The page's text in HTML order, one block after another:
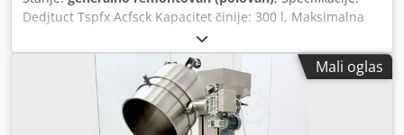
Dedjtuct Tspfx Acfsck Kapacitet činije: 300 l, Maksimalna
zapremina testa: 200 kg, Broj brzina: 2, Broj motora: 2
(činija/spirala), Broj tajmera: 2 kom, Napajanje: 380V/50Hz,
Snaga: 6,2 kW, Dimenzije: 850x1400x1480 mm, Težina: 680
Mali oglas